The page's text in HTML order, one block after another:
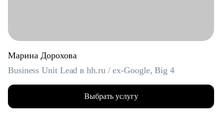
Марина Дорохова
Business Unit Lead в hh.ru / ex-Google, Big 4
Выбрать услугу